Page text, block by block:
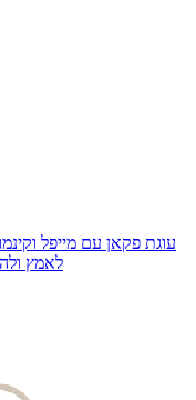
עוגת פקאן עם מייפל
לאמץ